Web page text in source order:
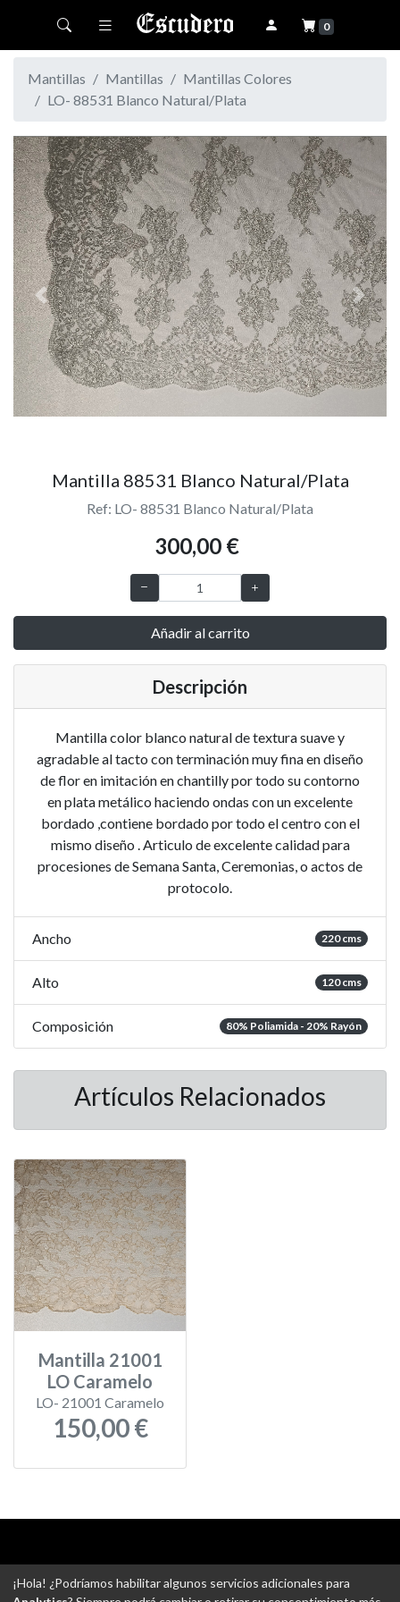
Toggle navigation 0
Mantillas Mantillas
Mantillas Colores
LO- 88531 Blanco Natural/Plata
Previous Next
Mantilla 88531 Blanco Natural/Plata
Ref: LO- 88531 Blanco Natural/Plata
300,00 €
Añadir al carrito
Descripción
Mantilla color blanco natural de textura suave y
agradable al tacto con terminación muy fina en diseño
de flor en imitación en chantilly por todo su contorno
en plata metálico haciendo ondas con un excelente
bordado ,contiene bordado por todo el centro con el
mismo diseño . Articulo de excelente calidad para
procesiones de Semana Santa, Ceremonias, o actos de
protocolo.
Ancho 220 cms
Alto 120 cms
Composición 80% Poliamida - 20% Rayón
Artículos Relacionados
Mantilla 21001
LO Caramelo
LO- 21001 Caramelo
150,00 €
-Gastos de envío-Uso de cookies-Ajustes de Cookies
¡Hola! ¿Podríamos habilitar algunos servicios adicionales para